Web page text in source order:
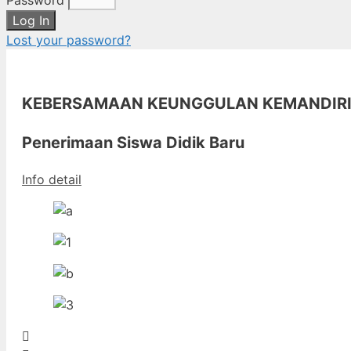
Log In
Lost your password?
KEBERSAMAAN KEUNGGULAN
Penerimaan Siswa Didik Baru
Info detail